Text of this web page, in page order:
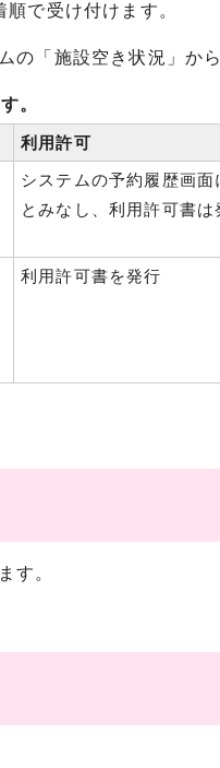
で受け付けます。
「施設空き状況」から
。
利用許可
システムの予約履歴画
とみなし、利用許可書は
利用許可書を発行
す。